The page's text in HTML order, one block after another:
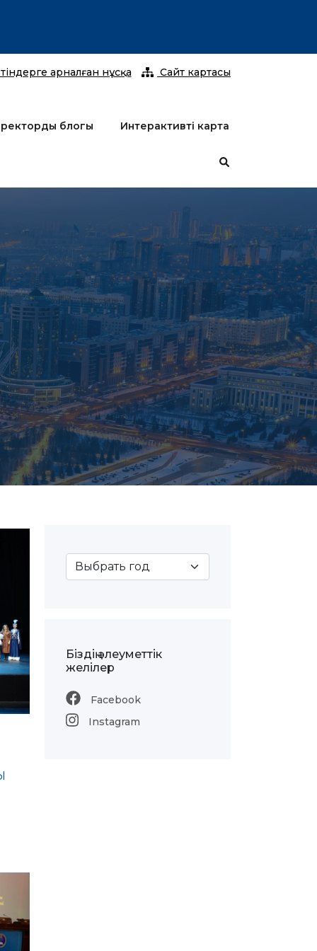
арналған нұсқа Сайт картасы
блогы Интерактивті карта
Біздің әлеуметтік
желілер
Facebook
Instagram